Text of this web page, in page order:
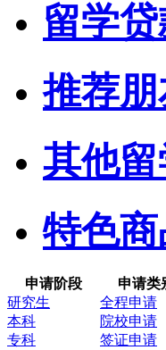
留学
推荐
其他
特色商
申请阶段
申请类
研究生
全程申请
本科
院校申请
专科
签证申请